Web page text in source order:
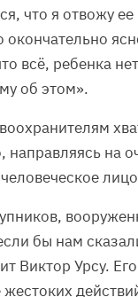
что я отвожу
окончательно
всё, ребенка
об этом».
направляясь
бы нам
Виктор Урсу.